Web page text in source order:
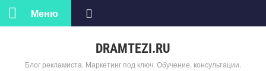
DRAMTEZI.RU
Блог рекламиста. Маркетинг под ключ. Обучение, консультации.
Меню